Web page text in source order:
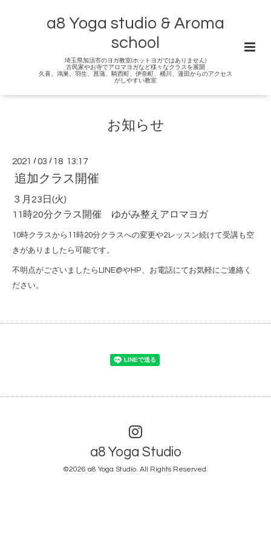
a8 Yoga studio & Aroma
school
埼玉県加須市のヨガ教室(ホットヨガではありません)
古民家やお寺でアロマヨガなど様々なクラスを展開
久喜、鴻巣、羽生、菖蒲、騎西町、伊奈町、桶川、蓮田からのアクセス
がしやすい教室
お知らせ
2021 /03 / 18 13:17
追加クラス開催
３月23日(火)
11時20分クラス開催 ゆがみ整えアロマヨガ
10時クラスから11時20分クラスへの変更や2レッスン続けて受講も空
きがありましたら可能です。
不明点がございましたらLINE@やHP、お電話にてお気軽にご連絡く
ださい。
a8 Yoga Studio
©2026 a8 Yoga Studio. All Rights Reserved.